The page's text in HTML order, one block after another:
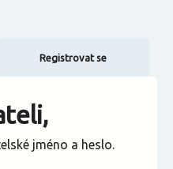
Registrovat se
jméno a heslo.